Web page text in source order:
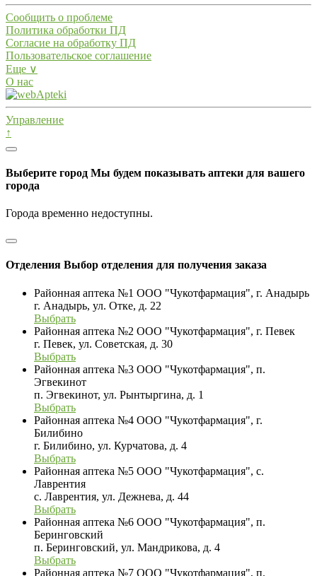
Сообщить о проблеме
Политика обработки ПД
Согласие на обработку ПД
Пользовательское соглашение
Еще ∨
О нас
Управление
↑
Выберите город Мы будем показывать аптеки для вашего
города
Города временно недоступны.
Отделения Выбор отделения для получения заказа
Районная аптека №1 ООО "Чукотфармация", г. Анадырь
г. Анадырь, ул. Отке, д. 22
Выбрать
Районная аптека №2 ООО "Чукотфармация", г. Певек
г. Певек, ул. Советская, д. 30
Выбрать
Районная аптека №3 ООО "Чукотфармация", п.
Эгвекинот
п. Эгвекинот, ул. Рынтыргина, д. 1
Выбрать
Районная аптека №4 ООО "Чукотфармация", г.
Билибино
г. Билибино, ул. Курчатова, д. 4
Выбрать
Районная аптека №5 ООО "Чукотфармация", с.
Лаврентия
с. Лаврентия, ул. Дежнева, д. 44
Выбрать
Районная аптека №6 ООО "Чукотфармация", п.
Беринговский
п. Беринговский, ул. Мандрикова, д. 4
Выбрать
Районная аптека №7 ООО "Чукотфармация", п.